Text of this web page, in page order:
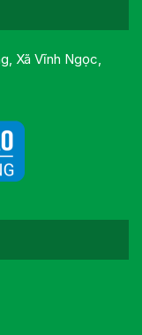
Xã Vĩnh Ngọc,